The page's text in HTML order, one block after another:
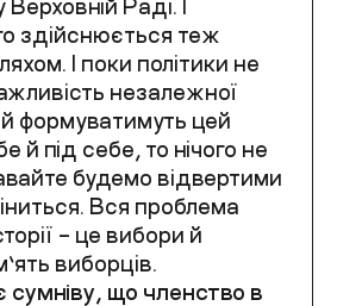
Раді. І
здійснюється теж
І поки політики не
незалежної
формуватимуть цей
й під себе, то нічого не
будемо відвертими
Вся проблема
– це вибори й
виборців.
що членство в